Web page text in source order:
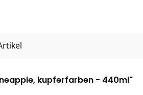
kupferfarben - 440ml"